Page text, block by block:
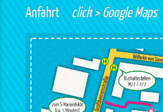
Anfahrt click > Google Maps